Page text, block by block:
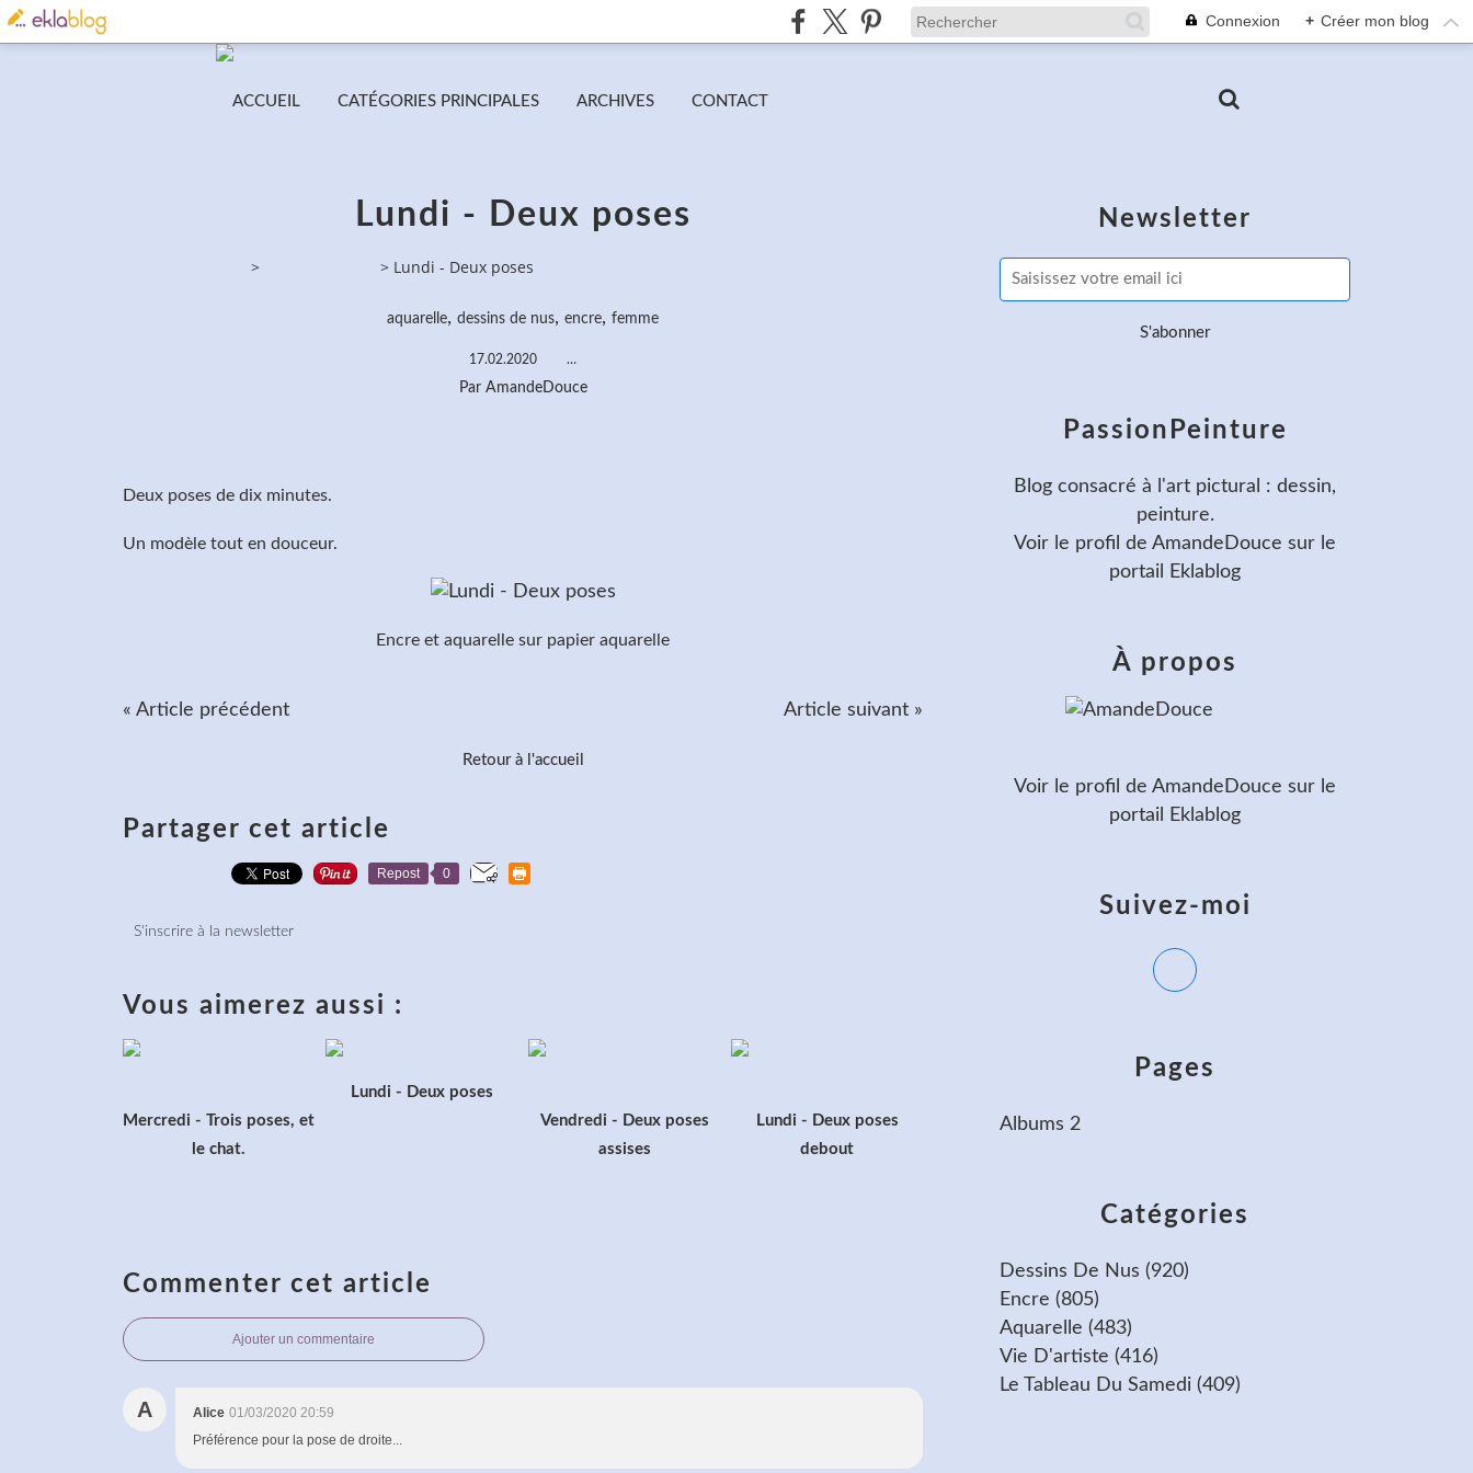
Connexion + Créer mon blog
ACCUEIL CATÉGORIES PRINCIPALES ARCHIVES CONTACT
Lundi - Deux poses
> > Lundi - Deux poses
aquarelle, dessins de nus, encre, femme
17.02.2020 …
Par AmandeDouce
Deux poses de dix minutes.
Un modèle tout en douceur.
Encre et aquarelle sur papier aquarelle
« Article précédent Article suivant »
Retour à l'accueil
Partager cet article
Repost 0
S'inscrire à la newsletter
Vous aimerez aussi :
Mercredi - Trois poses, et
le chat.
Lundi - Deux poses
Vendredi - Deux poses
assises
Lundi - Deux poses
debout
Commenter cet article
Ajouter un commentaire
A Alice 01/03/2020 20:59
Préférence pour la pose de droite...
Newsletter
Catégories
Dessins De Nus (920)
Encre (805)
Aquarelle (483)
Vie D'artiste (416)
Le Tableau Du Samedi (409)
Pages
Albums 2
PassionPeinture
Blog consacré à l'art pictural : dessin,
peinture.
Voir le profil de AmandeDouce sur le
portail Eklablog
Suivez-moi
À propos
Voir le profil de AmandeDouce sur le
portail Eklablog